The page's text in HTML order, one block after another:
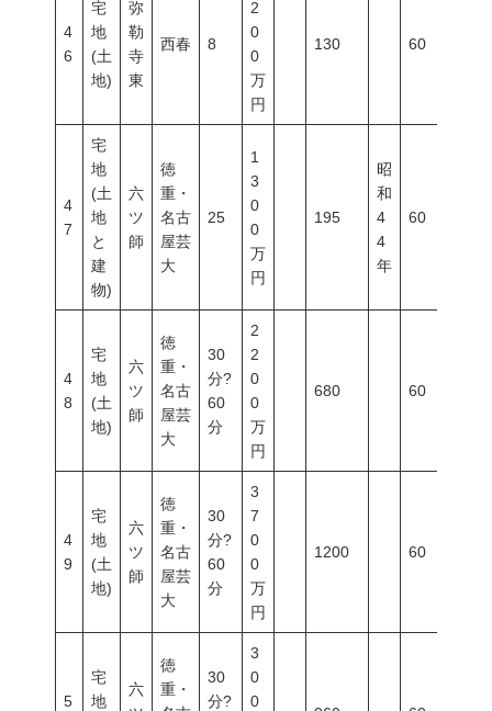
4
6
宅
地
(土
地)
弥
勒
寺
東
西春 8
2
0
0
万
円
130 60
4
7
宅
地
(土
地
と
建
物)
六
ツ
師
徳
重・
名古
屋芸
大
25
1
3
0
0
万
円
195
昭
和
4
4
年
60
4
8
宅
地
(土
地)
六
ツ
師
徳
重・
名古
屋芸
大
30
分?
60
分
2
2
0
0
万
円
680 60
4
9
宅
地
(土
地)
六
ツ
師
徳
重・
名古
屋芸
大
30
分?
60
分
3
7
0
0
万
円
1200 60
5
宅
地
六
徳
重・
30
分?
3
0
0